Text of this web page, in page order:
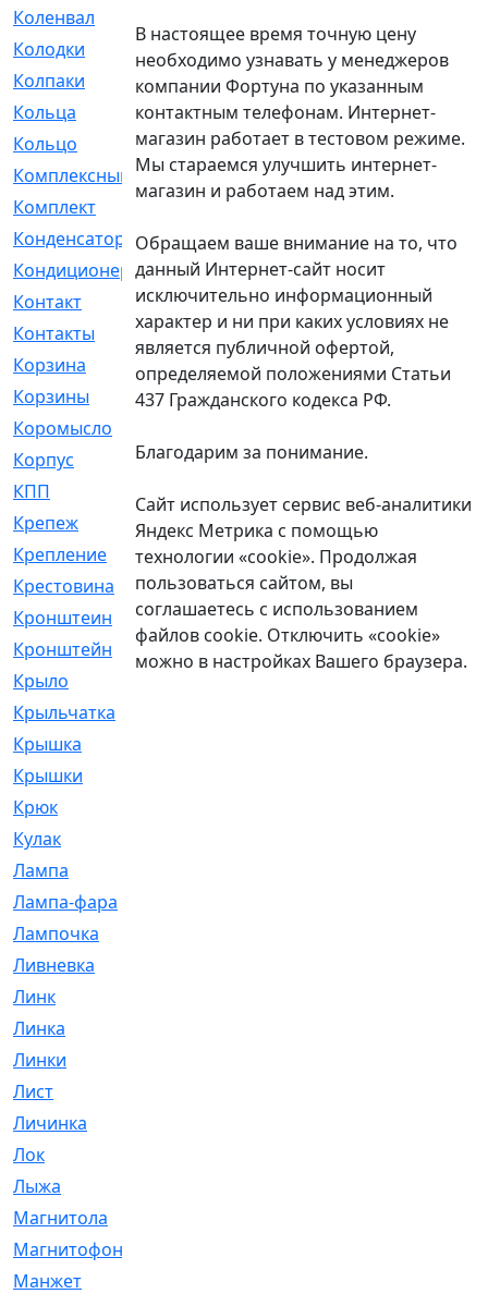
Коленвал
Колодки
[2151]
Колпаки
[5]
Кольца
[1164]
Кольцо
[272]
Комплексный
[1]
Комплект
Конденсатор
[1]
Кондиционер
[2]
Контакт
[3]
Контакты
[4]
Корзина
[1]
Корзины
[159]
Коромысло
Корпус
[41]
КПП
Крепеж
[4]
Крепление
[23]
Крестовина
[309]
Кронштеин
[1]
Кронштейн
[59]
Крыло
Крыльчатка
Крышка
Крышки
Крюк
Кулак
Лампа
Лампа-фара
Лампочка
Ливневка
Линк
Линка
Линки
Лист
Личинка
Лок
Лыжа
Магнитола
Магнитофон
Манжет
В настоящее время точную цену
необходимо узнавать у менеджеров
компании Фортуна по указанным
контактным телефонам. Интернет-
магазин работает в тестовом режиме.
Мы стараемся улучшить интернет-
магазин и работаем над этим.
Обращаем ваше внимание на то, что
данный Интернет-сайт носит
исключительно информационный
характер и ни при каких условиях не
является публичной офертой,
определяемой положениями Статьи
437 Гражданского кодекса РФ.
Благодарим за понимание.
Сайт использует сервис веб-аналитики
Яндекс Метрика с помощью
технологии «cookie». Продолжая
пользоваться сайтом, вы
соглашаетесь с использованием
файлов cookie. Отключить «cookie»
можно в настройках Вашего браузера.